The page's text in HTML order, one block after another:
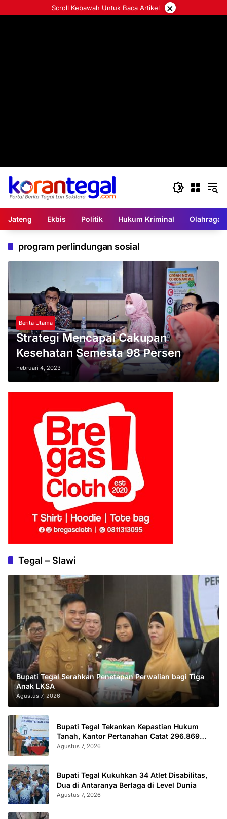
ke
Scroll Kebawah Untuk Baca Artikel ×
Jateng Ekbis Politik Hukum Kriminal Olahraga
program perlindungan sosial
Berita Utama
Strategi Mencapai Cakupan
Kesehatan Semesta 98 Persen
Februari 4, 2023
Tegal – Slawi
Bupati Tegal Serahkan Penetapan Perwalian bagi Tiga
Anak LKSA
Agustus 7, 2026
Bupati Tegal Tekankan Kepastian Hukum
Tanah, Kantor Pertanahan Catat 296.869
Sertifikat Terbit
Agustus 7, 2026
Bupati Tegal Kukuhkan 34 Atlet Disabilitas,
Dua di Antaranya Berlaga di Level Dunia
Agustus 7, 2026